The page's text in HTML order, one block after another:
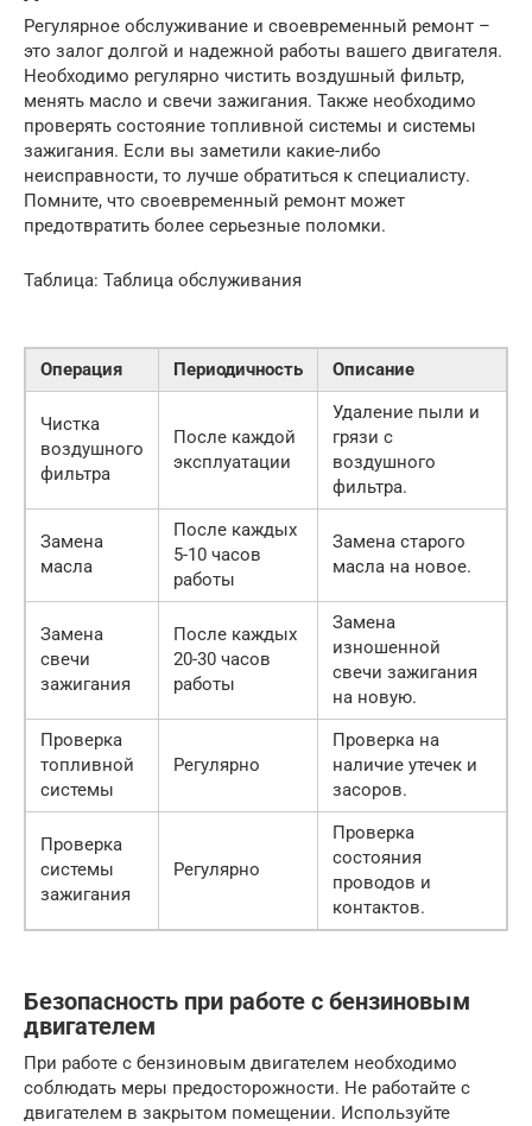
Регулярное обслуживание и своевременный ремонт –
это залог долгой и надежной работы вашего двигателя.
Необходимо регулярно чистить воздушный фильтр,
менять масло и свечи зажигания. Также необходимо
проверять состояние топливной системы и системы
зажигания. Если вы заметили какие-либо
неисправности, то лучше обратиться к специалисту.
Помните, что своевременный ремонт может
предотвратить более серьезные поломки.
Таблица: Таблица обслуживания
Операция Периодичность Описание
Чистка
воздушного
фильтра
После каждой
эксплуатации
Удаление пыли и
грязи с
воздушного
фильтра.
Замена
масла
После каждых
5-10 часов
работы
Замена старого
масла на новое.
Замена
свечи
зажигания
После каждых
20-30 часов
работы
Замена
изношенной
свечи зажигания
на новую.
Проверка
топливной
системы
Регулярно
Проверка на
наличие утечек и
засоров.
Проверка
системы
зажигания
Регулярно
Проверка
состояния
проводов и
контактов.
Безопасность при работе с бензиновым
двигателем
При работе с бензиновым двигателем необходимо
соблюдать меры предосторожности. Не работайте с
двигателем в закрытом помещении. Используйте